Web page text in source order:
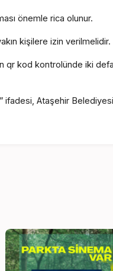
önemle rica olunur.
kişilere izin verilmelidir.
qr kod kontrolünde iki
ifadesi, Ataşehir